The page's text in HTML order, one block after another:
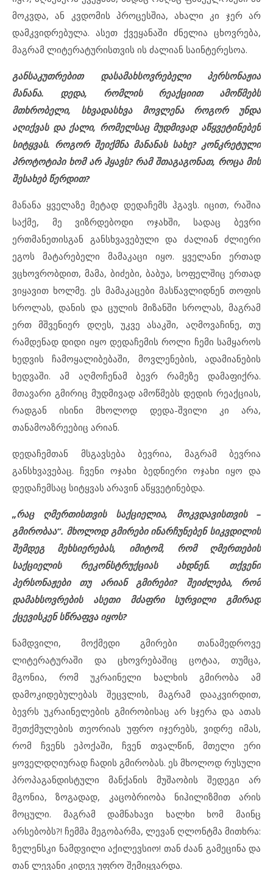
მოკვდა, ან კვდომის პროცესშია, ახალი კი ჯერ არ
დამკვიდრებულა. ასეთ ქვეყანაში ძნელია ცხოვრება,
მაგრამ ლიტერატურისთვის ის ძალიან საინტერესოა.
განსაკუთრებით დასამახსოვრებელი პერსონაჟია
მანანა. დედა, რომლის რეაქციით ამოწმებს
მთხრობელი, სხვადასხვა მოვლენა როგორ უნდა
აღიქვას და ქალი, რომელსაც მუდმივად აწყვეტინებენ
სიტყვას. როგორ შეიქმნა მანანას სახე? კონკრეტული
პროტოტიპი ხომ არ ჰყავს? რამ შთაგაგონათ, როცა მის
შესახებ წერდით?
მანანა ყველაზე მეტად დედაჩემს ჰგავს. იცით, რაშია
საქმე, მე ვიზრდებოდი ოჯახში, სადაც ბევრი
ერთმანეთისგან განსხვავებული და ძალიან ძლიერი
ეგოს მატარებელი მამაკაცი იყო. ყველანი ერთად
ვცხოვრობდით, მამა, ბიძები, ბაბუა, სოფელშიც ერთად
ვიყავით ხოლმე. ეს მამაკაცები მასწავლიდნენ თოფის
სროლას, დანის და ცულის მიზანში სროლას, მაგრამ
ერთ მშვენიერ დღეს, უკვე ასაკში, აღმოვაჩინე, თუ
რამდენად დიდი იყო დედაჩემის როლი ჩემი სამყაროს
ხედვის ჩამოყალიბებაში, მოვლენების, ადამიანების
ხედვაში. ამ აღმოჩენამ ბევრ რამეზე დამაფიქრა.
მთავარი გმირიც მუდმივად ამოწმებს დედის რეაქციას,
რადგან ისინი მხოლოდ დედა-შვილი კი არა,
თანამოაზრეებიც არიან.
დედაჩემთან მსგავსება ბევრია, მაგრამ ბევრია
განსხვავებაც. ჩვენი ოჯახი ბედნიერი ოჯახი იყო და
დედაჩემსაც სიტყვას არავინ აწყვეტინებდა.
„რაც ღმერთისთვის საქციელია, მოკვდავისთვის –
გმირობაა“. მხოლოდ გმირები ინარჩუნებენ სიკვდილის
შემდეგ მეხსიერებას, იმიტომ, რომ ღმერთების
საქციელის რეკონსტრუქციას ახდნენ. თქვენი
პერსონაჟები თუ არიან გმირები? შეიძლება, რომ
დამახსოვრების ასეთი მძაფრი სურვილი გმირად
ქცევისკენ სწრაფვა იყოს?
ნამდვილი, მოქმედი გმირები თანამედროვე
ლიტერატურაში და ცხოვრებაშიც ცოტაა, თუმცა,
მგონია, რომ უკრაინელი ხალხის გმირობა ამ
დამოკიდებულებას შეცვლის, მაგრამ დააკვირდით,
ბევრს უკრაინელების გმირობისაც არ სჯერა და ათას
შეთქმულების თეორიას უფრო იჯერებს, ვიდრე იმას,
რომ ჩვენს ეპოქაში, ჩვენ თვალწინ, მთელი ერი
ყოველდღიურად ჩადის გმირობას. ეს მხოლოდ რუსული
პროპაგანდისტული მანქანის მუშაობის შედეგი არ
მგონია, ზოგადად, კაცობრიობა ნიჰილიზმით არის
მოცული. მაგრამ დამნახავი ხალხი ხომ მაინც
არსებობს?! ჩემმა მეგობარმა, ლევან ღლონტმა მითხრა:
ზელენსკი ნამდვილი აქილევსიო! თან ძაან გამეცინა და
თან ლევანი კიდევ უფრო შემიყვარდა.